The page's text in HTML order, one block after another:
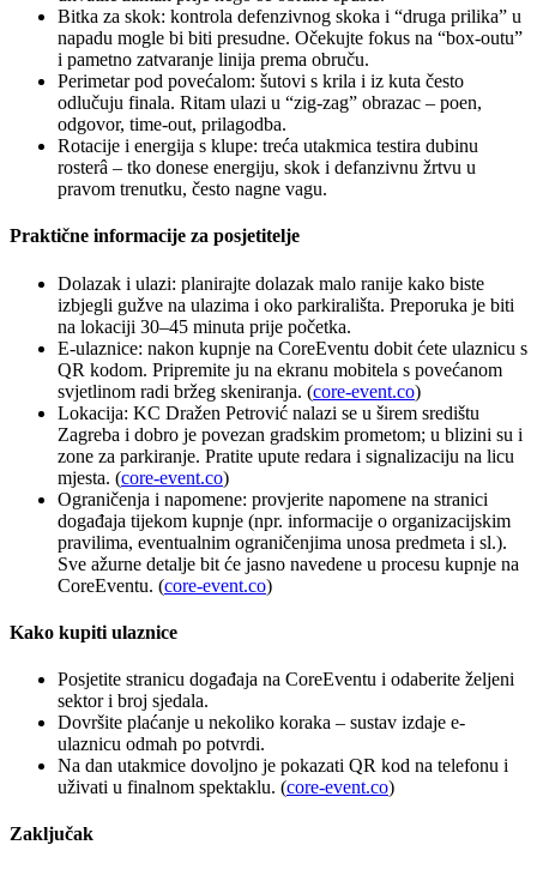
Bitka za skok: kontrola defenzivnog skoka i “druga prilika” u
napadu mogle bi biti presudne. Očekujte fokus na “box-outu”
i pametno zatvaranje linija prema obruču.
Perimetar pod povećalom: šutovi s krila i iz kuta često
odlučuju finala. Ritam ulazi u “zig-zag” obrazac – poen,
odgovor, time-out, prilagodba.
Rotacije i energija s klupe: treća utakmica testira dubinu
rosterâ – tko donese energiju, skok i defanzivnu žrtvu u
pravom trenutku, često nagne vagu.
Praktične informacije za posjetitelje
Dolazak i ulazi: planirajte dolazak malo ranije kako biste
izbjegli gužve na ulazima i oko parkirališta. Preporuka je biti
na lokaciji 30–45 minuta prije početka.
E-ulaznice: nakon kupnje na CoreEventu dobit ćete ulaznicu s
QR kodom. Pripremite ju na ekranu mobitela s povećanom
svjetlinom radi bržeg skeniranja. (core-event.co)
Lokacija: KC Dražen Petrović nalazi se u širem središtu
Zagreba i dobro je povezan gradskim prometom; u blizini su i
zone za parkiranje. Pratite upute redara i signalizaciju na licu
mjesta. (core-event.co)
Ograničenja i napomene: provjerite napomene na stranici
događaja tijekom kupnje (npr. informacije o organizacijskim
pravilima, eventualnim ograničenjima unosa predmeta i sl.).
Sve ažurne detalje bit će jasno navedene u procesu kupnje na
CoreEventu. (core-event.co)
Kako kupiti ulaznice
Posjetite stranicu događaja na CoreEventu i odaberite željeni
sektor i broj sjedala.
Dovršite plaćanje u nekoliko koraka – sustav izdaje e-
ulaznicu odmah po potvrdi.
Na dan utakmice dovoljno je pokazati QR kod na telefonu i
uživati u finalnom spektaklu. (core-event.co)
Zaključak